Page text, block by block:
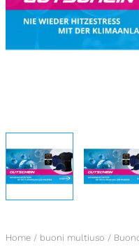
Home/ buoni multiuso /
Buono